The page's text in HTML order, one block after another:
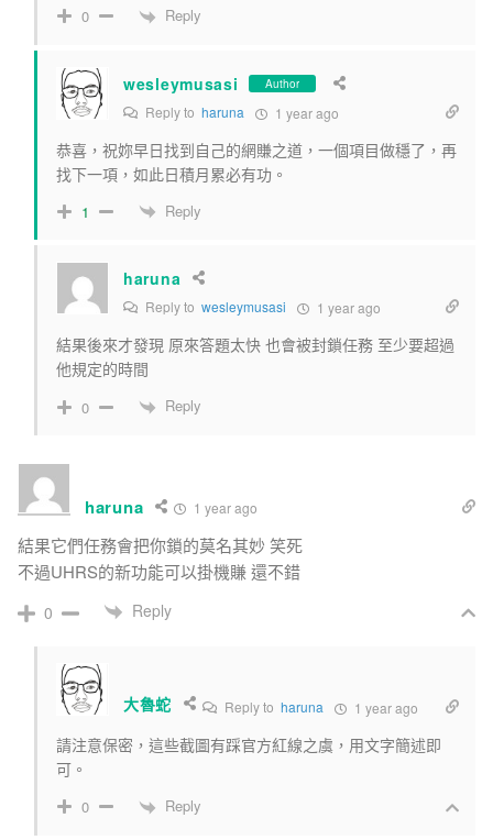
0 Reply
wesleymusasi Author
Reply to haruna 1 year ago
恭喜，祝妳早日找到自己的網賺之道，一個項目做穩了，再
找下一項，如此日積月累必有功。
1 Reply
haruna
Reply to wesleymusasi 1 year ago
結果後來才發現 原來答題太快 也會被封鎖任務 至少要超過
他規定的時間
0 Reply
haruna 1 year ago
結果它們任務會把你鎖的莫名其妙 笑死
不過UHRS的新功能可以掛機賺 還不錯
0 Reply
大魯蛇 Reply toharuna 1 year ago
請注意保密，這些截圖有踩官方紅線之虞，用文字簡述即
可。
0 Reply